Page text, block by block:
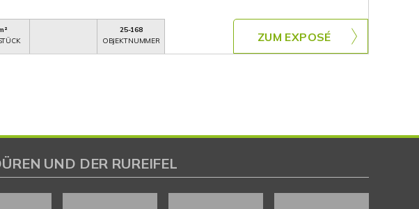
25-168
OBJEKTNUMMER
ZUM EXPOSÉ
UND DER RUREIFEL